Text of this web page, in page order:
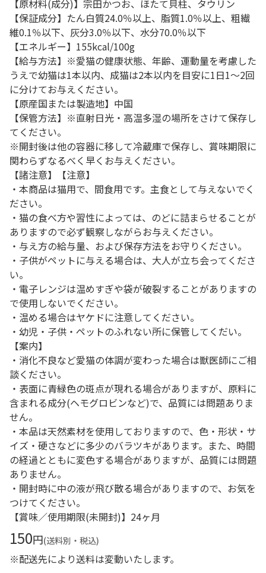
【原材料(成分)】宗田かつお、ほたて貝柱、タウリン
【保証成分】たん白質24.0％以上、脂質1.0％以上、粗繊
維0.1％以下、灰分3.0％以下、水分70.0％以下
【エネルギー】155kcal/100g
【給与方法】※愛猫の健康状態、年齢、運動量を考慮した
うえで幼猫は1本以内、成猫は2本以内を目安に1日1～2回
に分けてお与えください。
【原産国または製造地】中国
【保管方法】※直射日光・高温多湿の場所をさけて保存し
てください。
※開封後は他の容器に移して冷蔵庫で保存し、賞味期限に
関わらずなるべく早くお与えください。
【諸注意】【注意】
・本商品は猫用で、間食用です。主食として与えないでく
ださい。
・猫の食べ方や習性によっては、のどに詰まらせることが
ありますので必ず観察しながらお与えください。
・与え方の給与量、および保存方法をお守りください。
・子供がペットに与える場合は、大人が立ち会ってくださ
い。
・電子レンジは温めすぎや袋が破裂することがありますの
で使用しないでください。
・温める場合はヤケドに注意してください。
・幼児・子供・ペットのふれない所に保管してくだい。
【案内】
・消化不良など愛猫の体調が変わった場合は獣医師にご相
談ください。
・表面に青緑色の斑点が現れる場合がありますが、原料に
含まれる成分(ヘモグロビンなど)で、品質には問題ありま
せん。
・本品は天然素材を使用しておりますので、色・形状・サ
イズ・硬さなどに多少のバラツキがあります。また、時間
の経過とともに変色する場合がありますが、品質には問題
ありません。
・開封時に中の液が飛び散る場合がありますので、お気を
つけてください。
【賞味／使用期限(未開封)】24ヶ月
150円(送料別・税込)
※配送先により送料は変動いたします。